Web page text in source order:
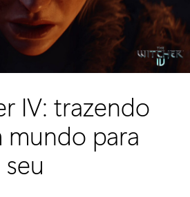
IV: trazendo
mundo para